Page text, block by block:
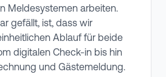
Meldesystemen arbeiten.
gefällt, ist, dass wir
Ablauf für beide
digitalen Check-in bis hin
und Gästemeldung.